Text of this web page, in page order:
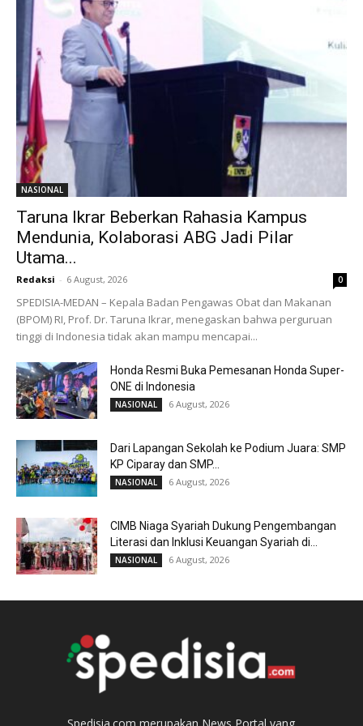
NASIONAL
Taruna Ikrar Beberkan Rahasia Kampus
Mendunia, Kolaborasi ABG Jadi Pilar
Utama...
Redaksi - 6 August, 2026 0
SPEDISIA-MEDAN – Kepala Badan Pengawas Obat dan Makanan
(BPOM) RI, Prof. Dr. Taruna Ikrar, menegaskan bahwa perguruan
tinggi di Indonesia tidak akan mampu mencapai...
Honda Resmi Buka Pemesanan Honda Super-
ONE di Indonesia
NASIONAL 6 August, 2026
Dari Lapangan Sekolah ke Podium Juara: SMP
KP Ciparay dan SMP...
NASIONAL 6 August, 2026
CIMB Niaga Syariah Dukung Pengembangan
Literasi dan Inklusi Keuangan Syariah di...
NASIONAL 6 August, 2026